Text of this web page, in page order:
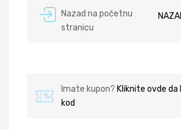
Nazad na početnu
stranicu
Imate kupon? Kliknite ovde
kod